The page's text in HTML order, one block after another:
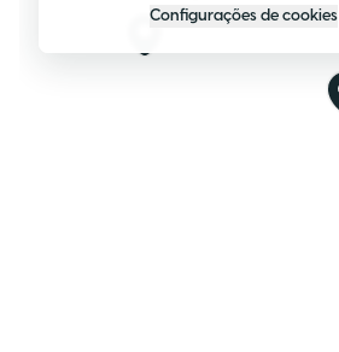
Configurações de cookies